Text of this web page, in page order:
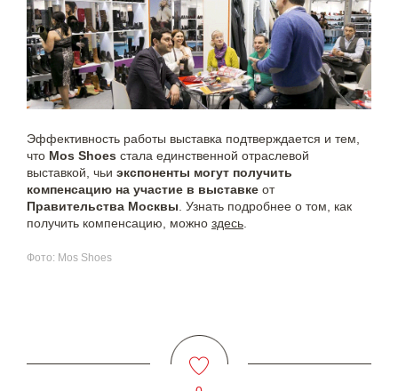
Эффективность работы выставка подтверждается и тем,
что Mos Shoes стала единственной отраслевой
выставкой, чьи экспоненты могут получить
компенсацию на участие в выставке от
Правительства Москвы . Узнать подробнее о том, как
получить компенсацию, можно здесь
Фото: Mos Shoes